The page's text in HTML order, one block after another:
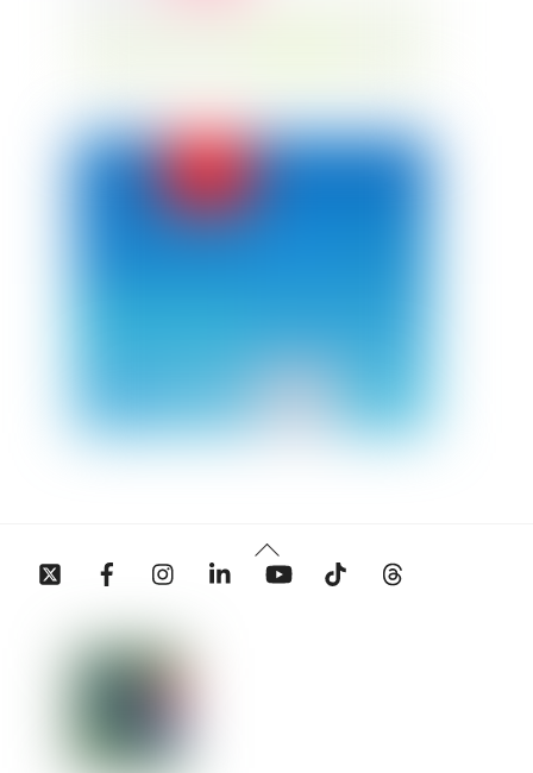
Back
To
Twitter Facebook InstagramLinkedin YouTube Tiktok